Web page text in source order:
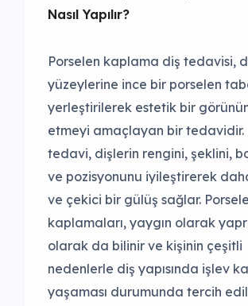
Nasıl Yapılır?
Porselen kaplama diş tedavisi,
yüzeylerine ince bir porselen
yerleştirilerek estetik bir
etmeyi amaçlayan bir tedavidir.
tedavi, dişlerin rengini, şeklini,
ve pozisyonunu iyileştirerek
ve çekici bir gülüş sağlar.
kaplamaları, yaygın olarak
olarak da bilinir ve kişinin çeşitli
nedenlerle diş yapısında işlev
yaşaması durumunda tercih